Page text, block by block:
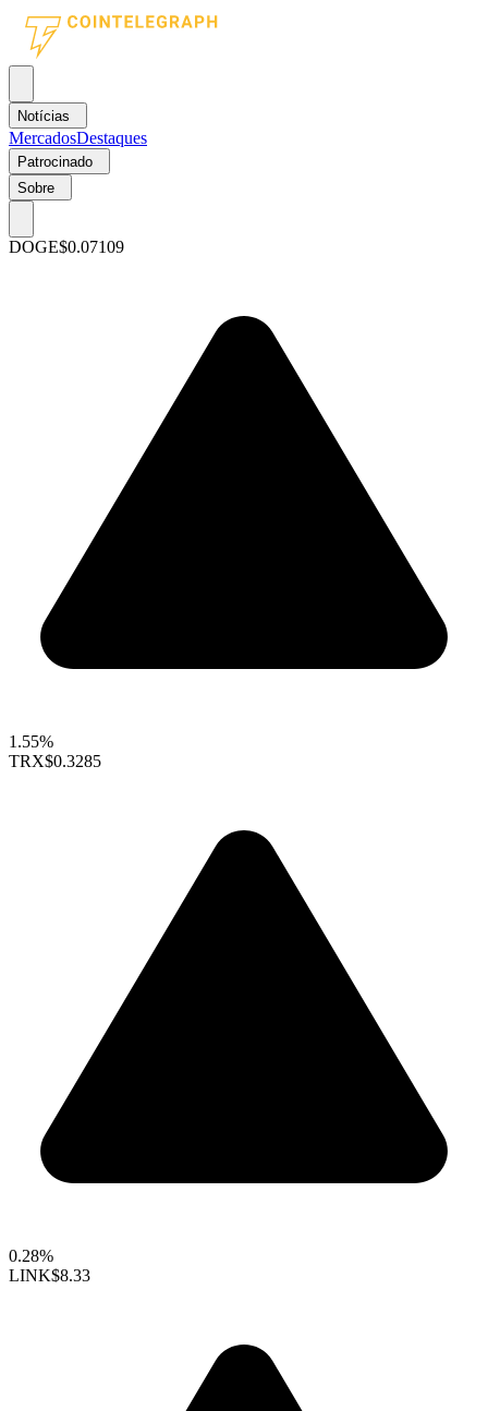
Notícias
MercadosDestaques
Patrocinado
Sobre
DOGE$0.07109
1.55%
TRX$0.3285
0.28%
LINK$8.33